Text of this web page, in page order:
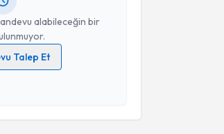
alabileceğin bir
Talep Et
ilişkinAydınlatma Metni